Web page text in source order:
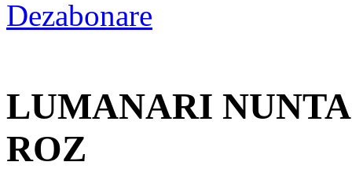
Dezabonare
LUMANARI
ROZ